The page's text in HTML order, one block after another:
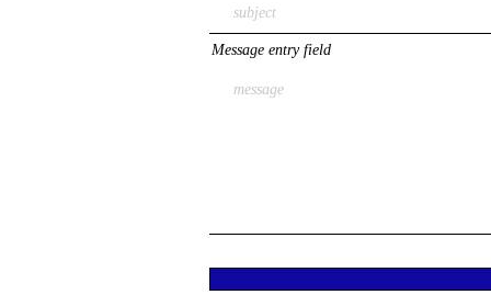
Message entry field